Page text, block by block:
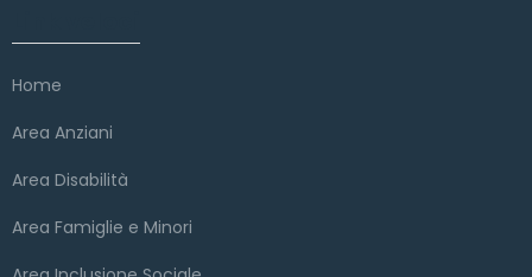
Home
Area Anziani
Area Disabilità
Area Famiglie e Minori